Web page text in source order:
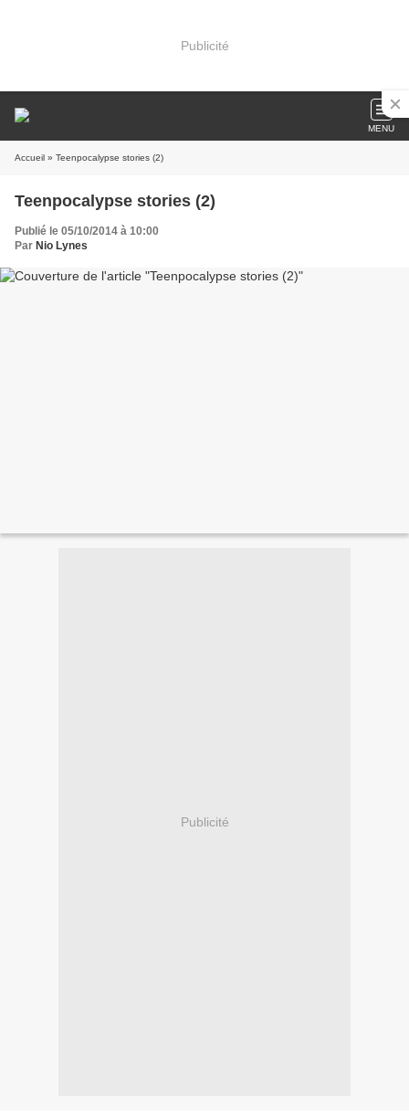
Publicité
MENU
Accueil » Teenpocalypse stories (2)
Teenpocalypse stories (2)
Publié le 05/10/2014 à 10:00
Par Nio Lynes
Publicité